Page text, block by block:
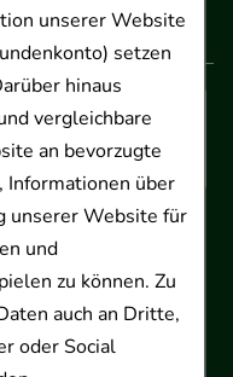
unserer Website
setzen
hinaus
vergleichbare
an bevorzugte
Informationen über
unserer Website für
und
zu können. Zu
auch an Dritte,
oder Social